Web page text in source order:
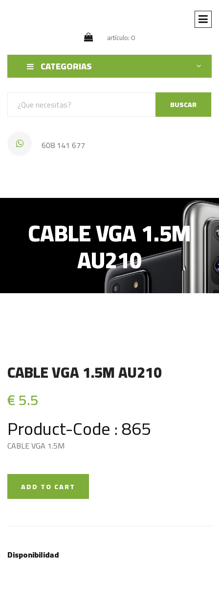
artículo: 0
CATEGORIAS
BUSCAR
608 141 677
CABLE VGA 1.5M
AU210
CABLE VGA 1.5M AU210
€ 5.5
Product-Code : 865
CABLE VGA 1.5M
ADD TO CART
Disponibilidad